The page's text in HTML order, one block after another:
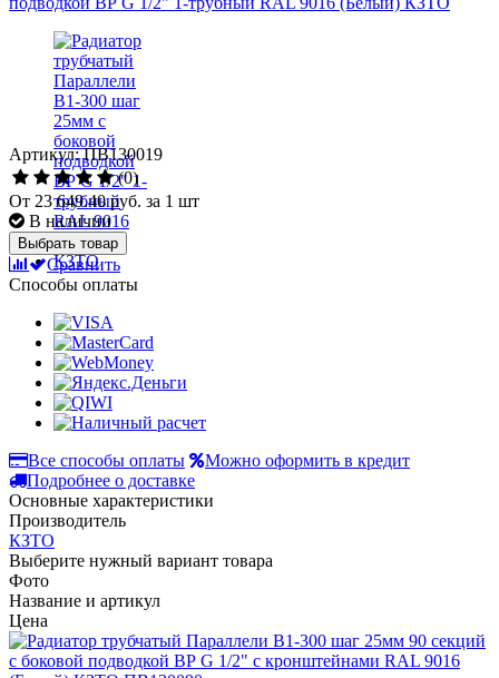
Артикул: ПВ130019
(0)
От 23 649.40 руб. за 1 шт
В наличии
Выбрать товар
Сравнить
Способы оплаты
Все способы оплаты
Можно оформить в кредит
Подробнее о доставке
Основные характеристики
Производитель
КЗТО
Выберите нужный вариант товара
Фото
Название и артикул
Цена